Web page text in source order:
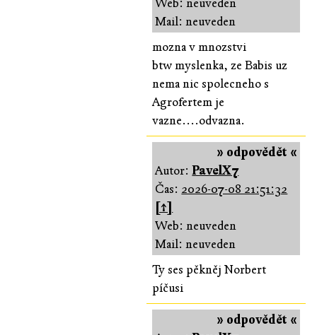
Web: neuveden
Mail: neuveden
mozna v mnozstvi
btw myslenka, ze Babis uz
nema nic spolecneho s
Agrofertem je
vazne....odvazna.
» odpovědět «
Autor:PavelX7
Čas: 2026-07-08 21:51:32
[↑]
Web: neuveden
Mail: neuveden
Ty ses pěkněj Norbert
píčusi
» odpovědět «